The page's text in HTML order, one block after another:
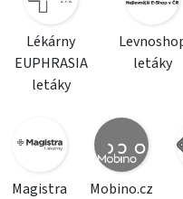
Lékárny
EUPHRASIA
letáky
letáky
Magistra
Mobino.cz